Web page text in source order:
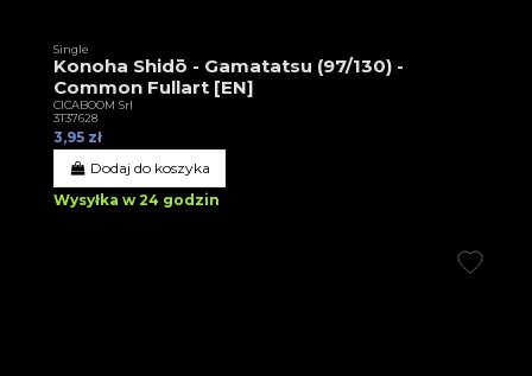
Single
Konoha Shidō - Gamatatsu (97/130) -
Common Fullart [EN]
CICABOOM Srl
3T37628
3,95 zł
Dodaj do koszyka
Wysyłka w 24 godzin